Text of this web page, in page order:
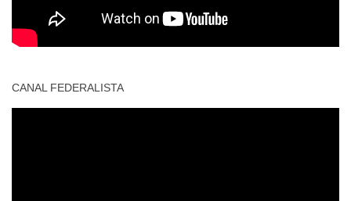
CANAL FEDERALISTA